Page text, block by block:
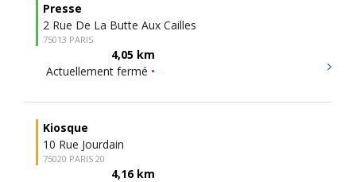
Presse
2 Rue De La Butte Aux Cailles
75013 PARIS
4,05 km
Actuellement fermé •
Kiosque
10 Rue Jourdain
75020 PARIS 20
4,16 km